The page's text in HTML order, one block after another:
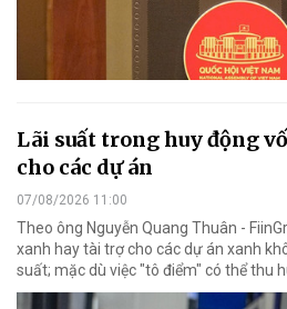
Lãi suất trong huy động
cho các dự án
07/08/2026 11:00
Theo ông Nguyễn Quang Thuân -
xanh hay tài trợ cho các dự án xanh
suất; mặc dù việc "tô điểm" có thể thu